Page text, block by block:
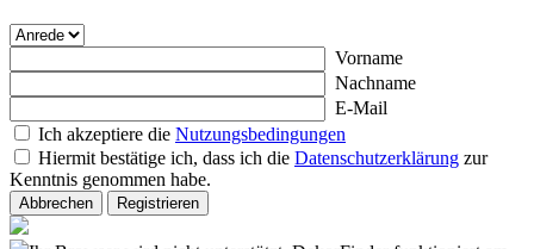
Vorname
Nachname
E-Mail
Ich akzeptiere die Nutzungsbedingungen
Hiermit bestätige ich, dass ich die Datenschutzerklärung zur
Kenntnis genommen habe.
Abbrechen Registrieren